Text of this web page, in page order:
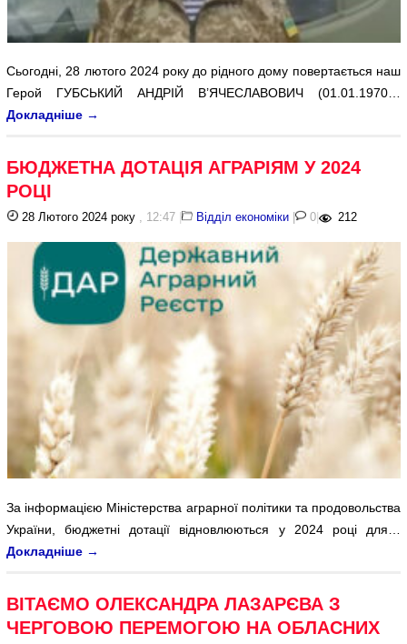
Сьогодні, 28 лютого 2024 року до рідного дому повертається наш
Герой ГУБСЬКИЙ АНДРІЙ В’ЯЧЕСЛАВОВИЧ (01.01.1970…
Докладніше →
БЮДЖЕТНА ДОТАЦІЯ АГРАРІЯМ У 2024
РОЦІ
28 Лютого 2024 року , 12:47 | Відділ економіки | 0 | 212
За інформацією Міністерства аграрної політики та продовольства
України, бюджетні дотації відновлюються у 2024 році для…
Докладніше →
ВІТАЄМО ОЛЕКСАНДРА ЛАЗАРЄВА З
ЧЕРГОВОЮ ПЕРЕМОГОЮ НА ОБЛАСНИХ